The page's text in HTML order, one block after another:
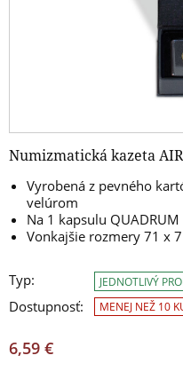
Numizmatická kazeta
Vyrobená z pevného
velúrom
Na 1 kapsulu QUADRUM
Vonkajšie rozmery 71 x
Typ:
Dostupnosť:
JEDNOTLIVÝ
MENEJ NEŽ 10
6,59 €